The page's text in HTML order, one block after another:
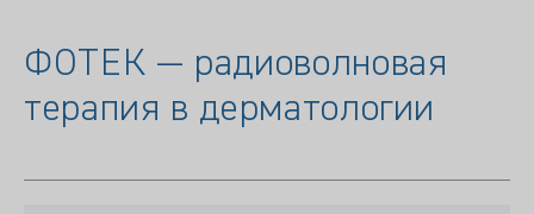
ФОТЕК — радиоволновая
терапия в дерматологии